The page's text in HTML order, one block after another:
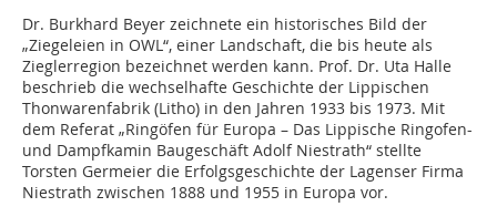
Dr. Burkhard Beyer zeichnete ein historisches Bild der
„Ziegeleien in OWL“, einer Landschaft, die bis heute als
Zieglerregion bezeichnet werden kann. Prof. Dr. Uta Halle
beschrieb die wechselhafte Geschichte der Lippischen
Thonwarenfabrik (Litho) in den Jahren 1933 bis 1973. Mit
dem Referat „Ringöfen für Europa – Das Lippische Ringofen-
und Dampfkamin Baugeschäft Adolf Niestrath“ stellte
Torsten Germeier die Erfolgsgeschichte der Lagenser Firma
Niestrath zwischen 1888 und 1955 in Europa vor.